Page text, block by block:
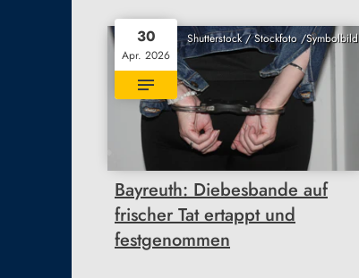
Shutterstock / Stockfoto /Symbolbild
30
Apr. 2026
Bayreuth: Diebesbande auf
frischer Tat ertappt und
festgenommen